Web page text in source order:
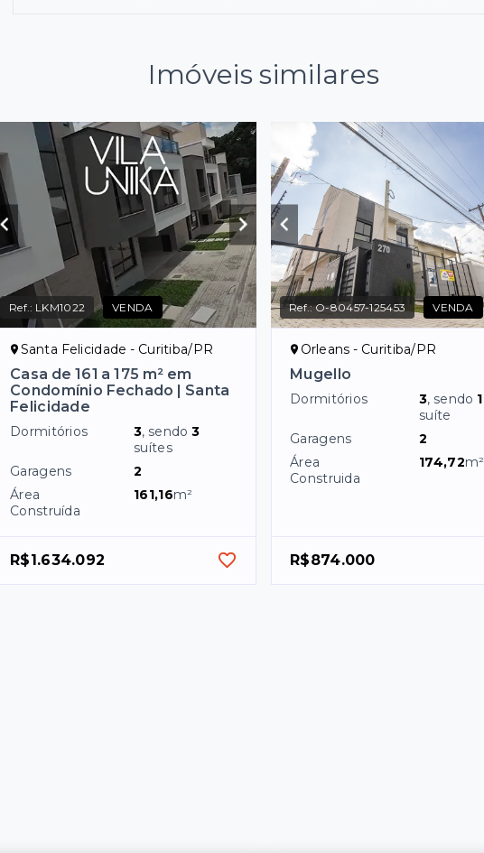
Imóveis similares
Ref.: LKM1022 VENDA
Santa Felicidade - Curitiba/PR
Casa de 161 a 175 m² em
Condomínio Fechado | Santa
Felicidade
Dormitórios 3, sendo3
suítes
Garagens
2
Área
Construída
161,16m²
R$1.634.092
Ref.:O-80457-125453 VENDA
Orleans - Curitiba/PR
Mugello
Dormitórios 3, sendo 1
suíte
Garagens
2
Área
Construida
174,72m²
R$874.000